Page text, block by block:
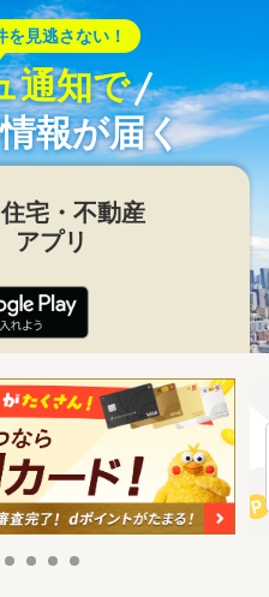
を見逃さない！
通知で
報が届く
宅・不動産
アプリ